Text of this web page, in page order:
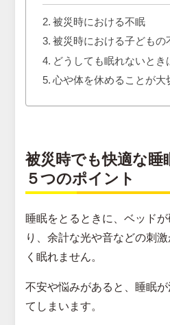
被災時における不眠
被災時における子どもの
どうしても眠れないとき
心や体を休めることが大
被災時でも快適な睡
５つのポイント
睡眠をとるときに、ベッド
り、余計な光や音などの刺
く眠れません。
不安や悩みがあると、睡眠
てしまいます。